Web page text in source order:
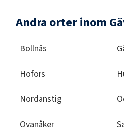
Andra orter inom
Bollnäs
Hofors
Nordanstig
Ovanåker